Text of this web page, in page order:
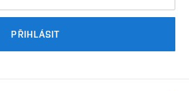
PŘIHLÁSIT